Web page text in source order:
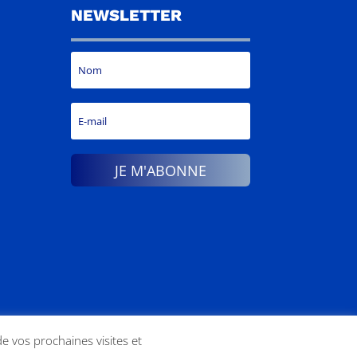
NEWSLETTER
JE M'ABONNE
vos prochaines visites et